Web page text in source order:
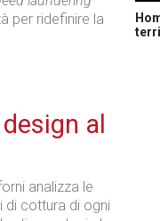
per ridefinire la
al
analizza le
di cottura di ogni